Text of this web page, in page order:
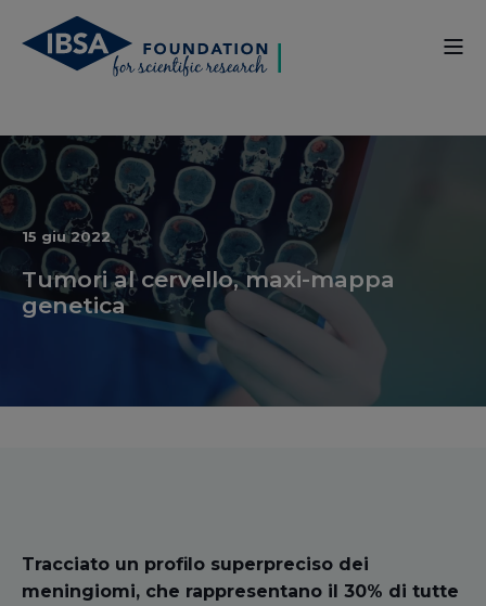
15 giu 2022
Tumori al cervello, maxi-mappa
genetica
Tracciato un profilo superpreciso dei
meningiomi, che rappresentano il 30% di tutte